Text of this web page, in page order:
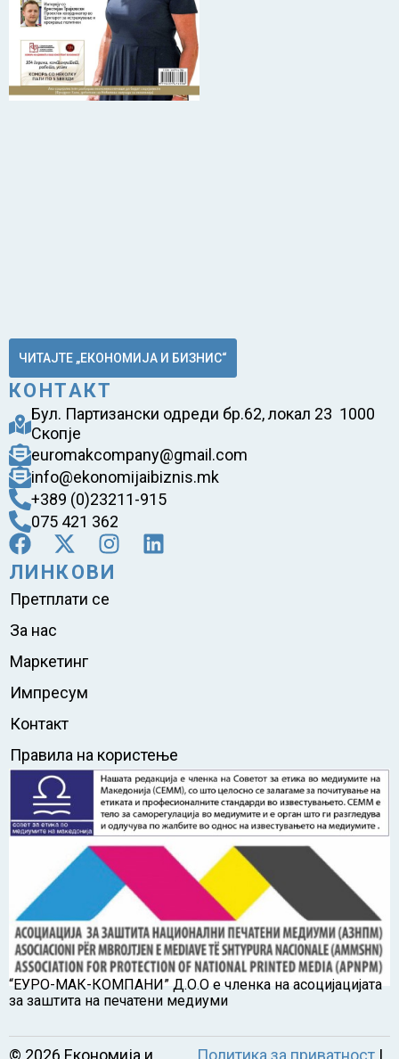
ЧИТАЈТЕ „ЕКОНОМИЈА И БИЗНИС“
КОНТАКТ
Бул. Партизански одреди бр.62, локал 23 1000
Скопје
euromakcompany@gmail.com
info@ekonomijaibiznis.mk
+389 (0)23211-915
075 421 362
ЛИНКОВИ
Претплати се
За нас
Маркетинг
Импресум
Контакт
Правила на користење
“ЕУРО-МАК-КОМПАНИ” Д.О.О е членка на асоцијацијата
за заштита на печатени медиуми